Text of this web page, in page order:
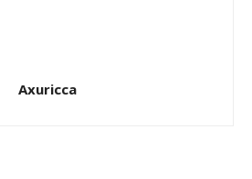
Axuricca